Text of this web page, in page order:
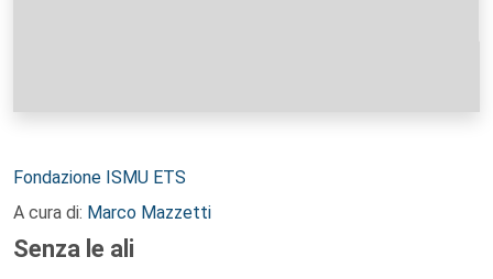
Autori:
Fondazione ISMU ETS
A cura di: Marco Mazzetti
Senza le ali